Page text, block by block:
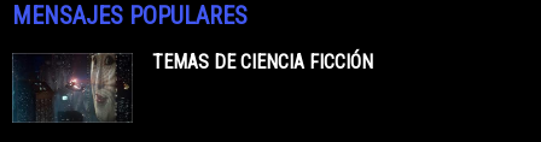
MENSAJES POPULARES
TEMAS DE CIENCIA FICCIÓN